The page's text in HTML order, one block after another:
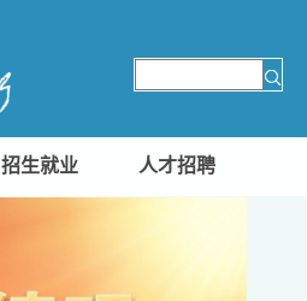
招生就业 人才招聘